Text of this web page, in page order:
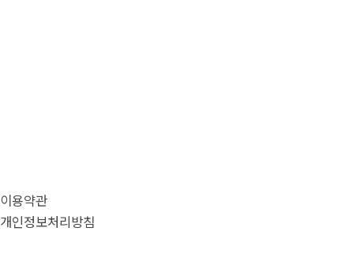
이용약관
개인정보처리방침